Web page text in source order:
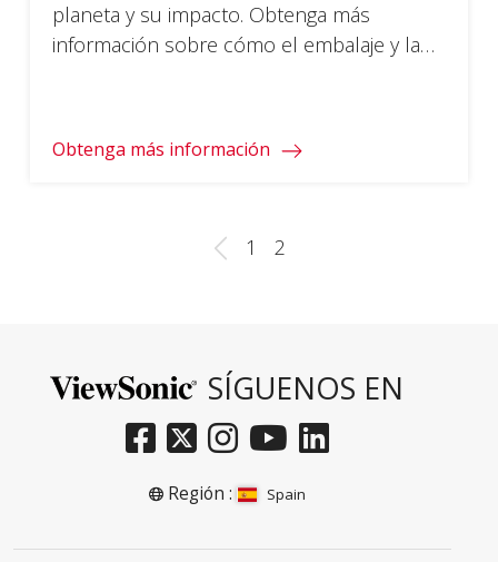
planeta y su impacto. Obtenga más
información sobre cómo el embalaje y la
Obtenga más información
1 2
SÍGUENOS EN
Región : Spain